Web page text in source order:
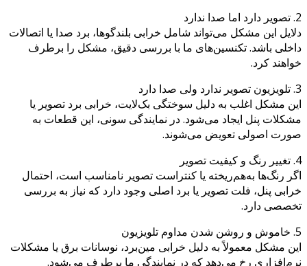
2. تصویر دارد اما صدا ندارد
دلایل این مشکل می‌تواند شامل خرابی بلندگوها، برد صدا یا اتصالات
داخلی باشد. تکنسین‌های ما با بررسی دقیق، مشکل را برطرف
خواهند کرد.
3. تلویزیون تصویر ندارد ولی صدا دارد
این مشکل اغلب به دلیل سوختگی بک‌لایت، خرابی برد تصویر یا
مشکلات پنل ایجاد می‌شود. در نمایندگی سونی، این قطعات به
صورت اصولی تعویض می‌شوند.
4. تغییر رنگ و کیفیت تصویر
اگر رنگ‌ها به‌هم‌ریخته یا کنتراست تصویر نامناسب است، احتمال
خرابی پنل، فلت تصویر یا برد اصلی وجود دارد که نیاز به بررسی
تخصصی دارد.
5. خاموش و روشن شدن مداوم تلویزیون
این مشکل معمولاً به دلیل خرابی مین‌برد، نوسانات برق یا مشکلات
نرم‌افزاری رخ می‌دهد که در نمایندگی ما برطرف می‌شود.